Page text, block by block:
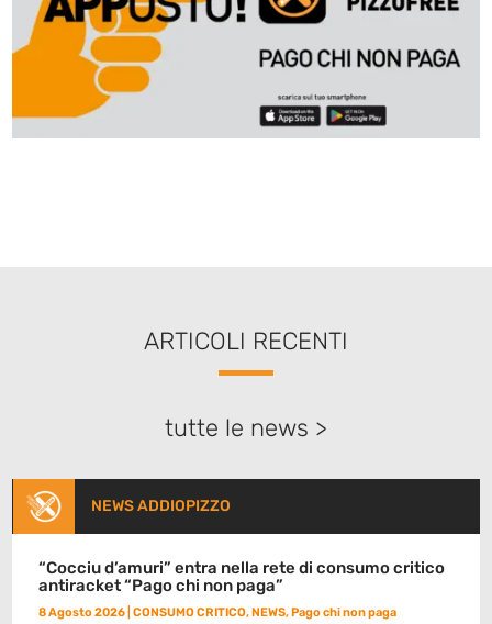
ARTICOLI RECENTI
tutte le news >
NEWS ADDIOPIZZO
“Cocciu d’amuri” entra nella rete di consumo critico
antiracket “Pago chi non paga”
8 Agosto 2026 |CONSUMO CRITICO,NEWS,Pago chi non paga